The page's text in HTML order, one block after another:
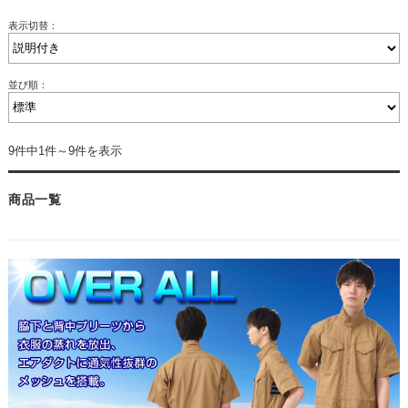
表示切替：
並び順：
9件中1件～9件を表示
商品一覧